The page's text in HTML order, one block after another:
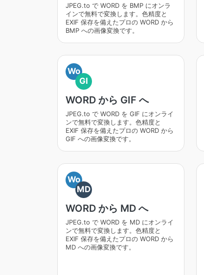
JPEG.to で WORD を BMP にオンラ
インで無料で変換します。色精度と
EXIF 保存を備えたプロの WORD から
BMP への画像変換です。
Wo
GI
WORD から GIF へ
JPEG.to で WORD を GIF にオンライ
ンで無料で変換します。色精度と
EXIF 保存を備えたプロの WORD から
GIF への画像変換です。
Wo
MD
WORD から MD へ
JPEG.to で WORD を MD にオンライ
ンで無料で変換します。色精度と
EXIF 保存を備えたプロの WORD から
MD への画像変換です。